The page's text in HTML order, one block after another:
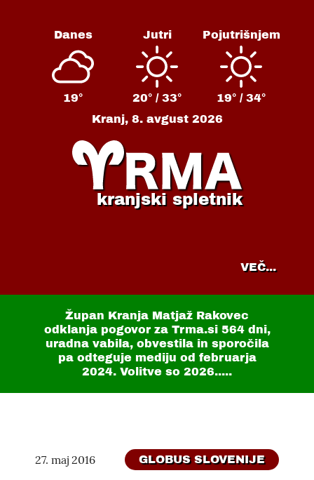
Danes
19°
Jutri
20° / 33°
Pojutrišnjem
19° / 34°
Kranj, 8. avgust 2026
kranjski spletnik
VEČ...
Župan Kranja Matjaž Rakovec
odklanja pogovor za Trma.si 564 dni,
uradna vabila, obvestila in sporočila
pa odteguje mediju od februarja
2024. Volitve so 2026.....
27. maj 2016 GLOBUS SLOVENIJE